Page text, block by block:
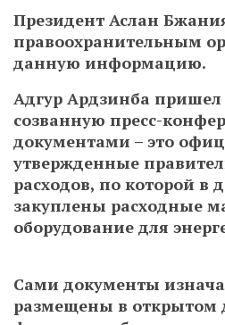
Президент Аслан
правоохранительным
данную информацию.
Адгур Ардзинба
созванную пресс-
документами – это
утвержденные
расходов, по которой
закуплены расходные
оборудование для
Сами документы
размещены в открытом